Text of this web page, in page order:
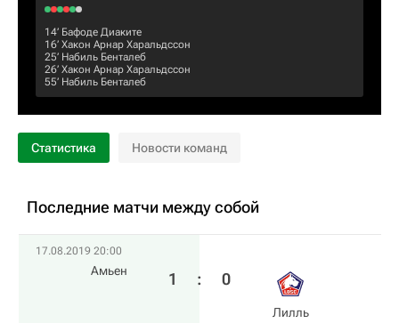
14‎’‎ Бафоде Диаките
16‎’‎ Хакон Арнар Харальдссон
25‎’‎ Набиль Бенталеб
26‎’‎ Хакон Арнар Харальдссон
55‎’‎ Набиль Бенталеб
Статистика Новости команд
Последние матчи между собой
17.08.2019 20:00
Амьен 1 : 0
Лилль